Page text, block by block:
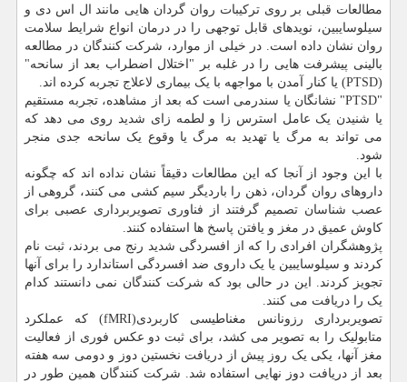
مطالعات قبلی بر روی ترکیبات روان گردان هایی مانند ال اس دی و
سیلوسایبین، نویدهای قابل توجهی را در درمان انواع شرایط سلامت
روان نشان داده است. در خیلی از موارد، شرکت کنندگان در مطالعه
بالینی پیشرفت هایی را در غلبه بر "اختلال اضطراب بعد از سانحه"
(PTSD) یا کنار آمدن با مواجهه با یک بیماری لاعلاج تجربه کرده اند.
"PTSD" نشانگان یا سندرمی است که بعد از مشاهده، تجربه مستقیم
یا شنیدن یک عامل استرس زا و لطمه زای شدید روی می دهد که
می تواند به مرگ یا تهدید به مرگ یا وقوع یک سانحه جدی منجر
شود.
با این وجود از آنجا که این مطالعات دقیقاً نشان نداده اند که چگونه
داروهای روان گردان، ذهن را باردیگر سیم کشی می کنند، گروهی از
عصب شناسان تصمیم گرفتند از فناوری تصویربرداری عصبی برای
کاوش عمیق در مغز و یافتن پاسخ ها استفاده کنند.
پژوهشگران افرادی را که از افسردگی شدید رنج می بردند، ثبت نام
کردند و سیلوسایبین یا یک داروی ضد افسردگی استاندارد را برای آنها
تجویز کردند. این در حالی بود که شرکت کنندگان نمی دانستند کدام
یک را دریافت می کنند.
تصویربرداری رزونانس مغناطیسی کاربردی(fMRI) که عملکرد
متابولیک را به تصویر می کشد، برای ثبت دو عکس فوری از فعالیت
مغز آنها، یکی یک روز پیش از دریافت نخستین دوز و دومی سه هفته
بعد از دریافت دوز نهایی استفاده شد. شرکت کنندگان همین طور در